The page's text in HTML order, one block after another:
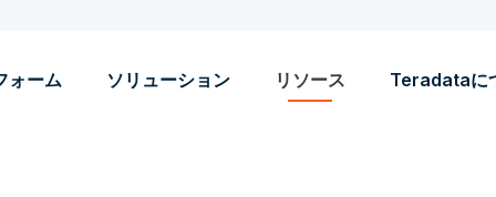
ォーム ソリューション リソース Teradataに